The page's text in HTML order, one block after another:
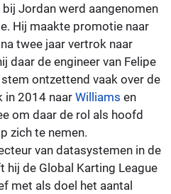
Jordan werd aangenomen
Hij maakte promotie naar
twee jaar vertrok naar
daar de engineer van Felipe
ontzettend vaak over de
in 2014 naar Williams en
om daar de rol als hoofd
zich te nemen.
van datasystemen in de
hij de Global Karting League
met als doel het aantal